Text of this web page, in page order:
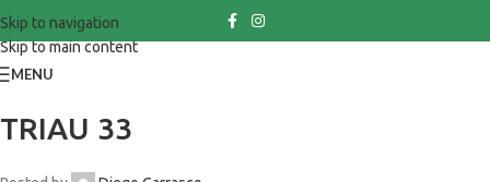
Skip to navigation
Skip to main content
MENU
TRIAU 33